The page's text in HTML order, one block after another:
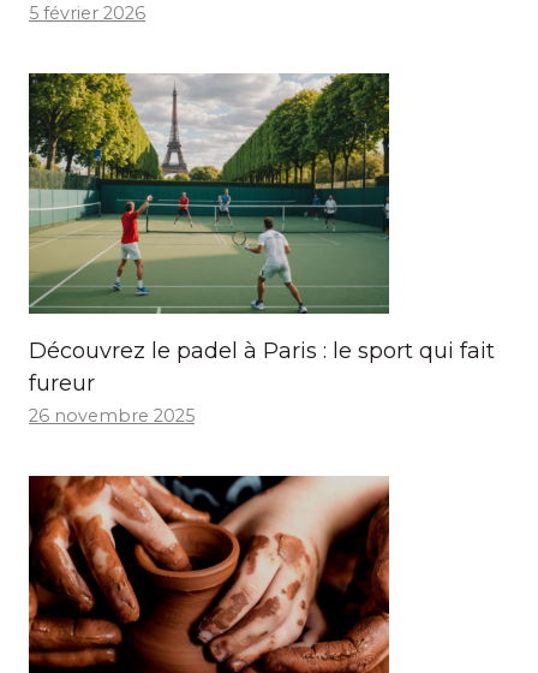
5 février 2026
Découvrez le padel à Paris : le sport qui fait
fureur
26 novembre 2025